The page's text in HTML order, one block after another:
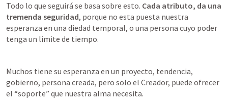
Todo lo que seguirá se basa sobre esto. Cada atributo, da una
tremenda seguridad, porque no esta puesta nuestra
esperanza en una diedad temporal, o una persona cuyo poder
tenga un limite de tiempo.
Muchos tiene su esperanza en un proyecto, tendencia,
gobierno, persona creada, pero solo el Creador, puede ofrecer
el “soporte” que nuestra alma necesita.